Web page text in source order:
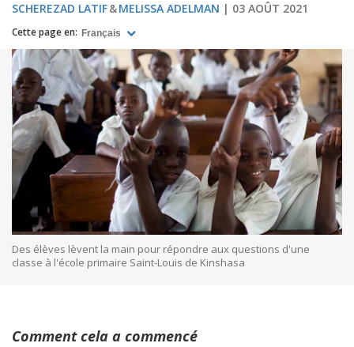
SCHEREZAD LATIF MELISSA ADELMAN 03 AOÛT 2021
Cette page en: Français
Des élèves lèvent la main pour répondre aux questions d'une
classe à l'école primaire Saint-Louis de Kinshasa
Comment cela a commencé